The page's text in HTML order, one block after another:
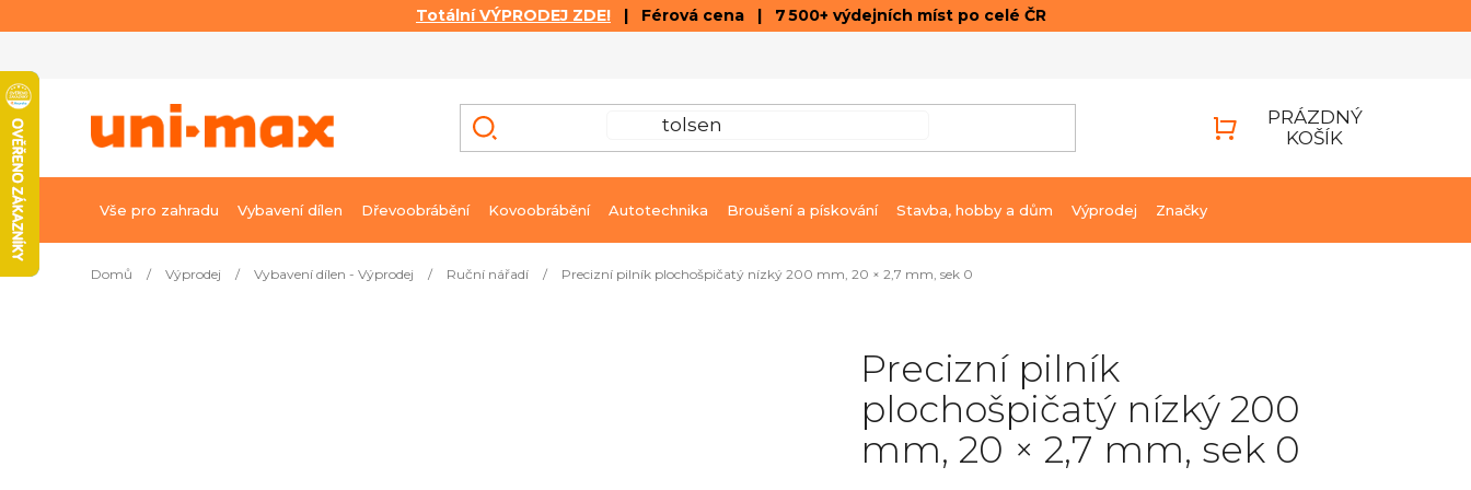
Totální VÝPRODEJ ZDE! | Férová cena | 7 500+ výdejních míst po celé ČR
obsah
PRÁZDNÝ
KOŠÍK
Vše pro zahradu Vybavení dílen Dřevoobrábění Kovoobrábění Autotechnika Broušení a pískování Stavba, hobby a dům Výprodej Značky
Domů / Výprodej / Vybavení dílen - Výprodej / Ruční nářadí / Precizní pilník plochošpičatý nízký 200 mm, 20 × 2,7 mm, sek 0
Precizní pilník
plochošpičatý nízký 200
mm, 20 × 2,7 mm, sek 0